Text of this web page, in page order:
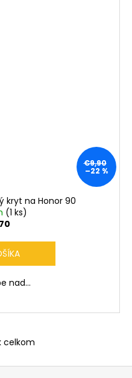
€9,90
–22 %
kryt na Honor 90
(1 ks)
nad...
celkom